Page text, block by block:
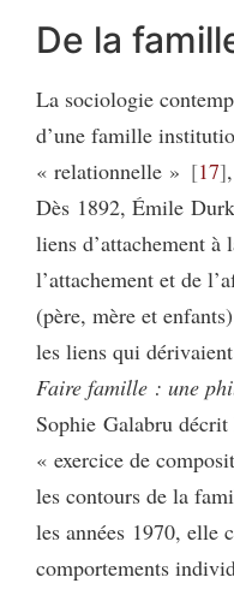
De la
La sociologie
d’une famille
« relationnelle »
17
Dès 1892, Émile
liens d’attachement
l’attachement et de
(père, mère et
les liens qui
Faire famille : une
Sophie Galabru
« exercice de
les contours de la
les années 1970, elle
comportements